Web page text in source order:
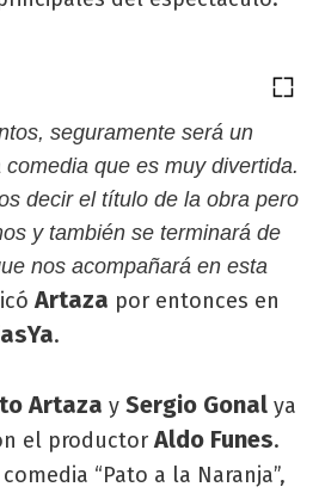
seguramente será un
que es muy divertida.
decir el título de la obra pero
y también se terminará de
nos acompañará en esta
Artaza por entonces en
.
Artaza y Sergio Gonal ya
el productorAldo Funes.
“Pato a la Naranja”,